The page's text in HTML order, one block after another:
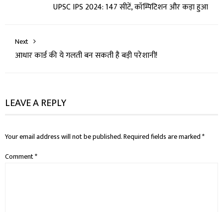
UPSC IPS 2024: 147 सीटें, कॉम्पिटिशन और कड़ा हुआ
Next
आधार कार्ड की ये गलती बन सकती है बड़ी परेशानी!
LEAVE A REPLY
Your email address will not be published.Required fields are marked*
Comment*